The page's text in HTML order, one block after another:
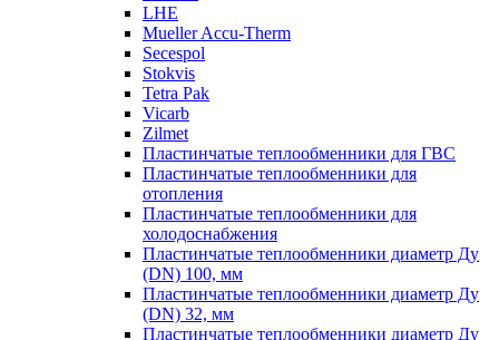
LHE
Mueller Accu-Therm
Secespol
Stokvis
Tetra Pak
Vicarb
Zilmet
Пластинчатые теплообменники для ГВС
Пластинчатые теплообменники для
отопления
Пластинчатые теплообменники для
холодоснабжения
Пластинчатые теплообменники диаметр Ду
(DN) 100, мм
Пластинчатые теплообменники диаметр Ду
(DN) 32, мм
Пластинчатые теплообменники диаметр Ду